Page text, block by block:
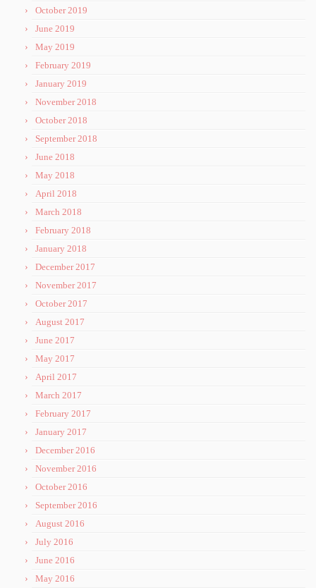
October 2019
June 2019
May 2019
February 2019
January 2019
November 2018
October 2018
September 2018
June 2018
May 2018
April 2018
March 2018
February 2018
January 2018
December 2017
November 2017
October 2017
August 2017
June 2017
May 2017
April 2017
March 2017
February 2017
January 2017
December 2016
November 2016
October 2016
September 2016
August 2016
July 2016
June 2016
May 2016